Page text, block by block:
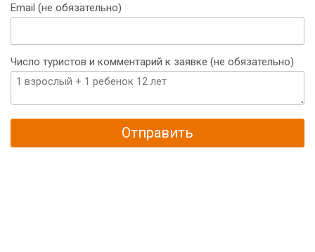
Email (не обязательно)
Число туристов и комментарий к заявке (не обязательно)
Отправить